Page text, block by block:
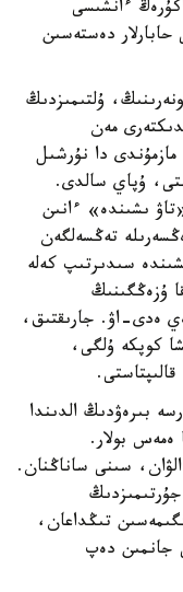
ءانشىسى
حابارلار دەستەسىن
ۇلتىمىزدىڭ
مەن
دا نۇرشىل
ۇپاي سالدى.
ىشىندە» ءانىن
تەڭسەلگەن
سىدىرتىپ كەلە
ۇزەڭگىنىڭ
ەدى-اۋ. جارىقتىق،
كوپكە ۇلگى،
بىرەۋدىڭ الدىندا
ەمەس بولار.
سىنى ساناڭنان.
تىڭداعان،
جانمىن دەپ